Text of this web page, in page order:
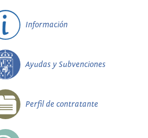
Información
Ayudas y Subvenciones
Perfil de contratante